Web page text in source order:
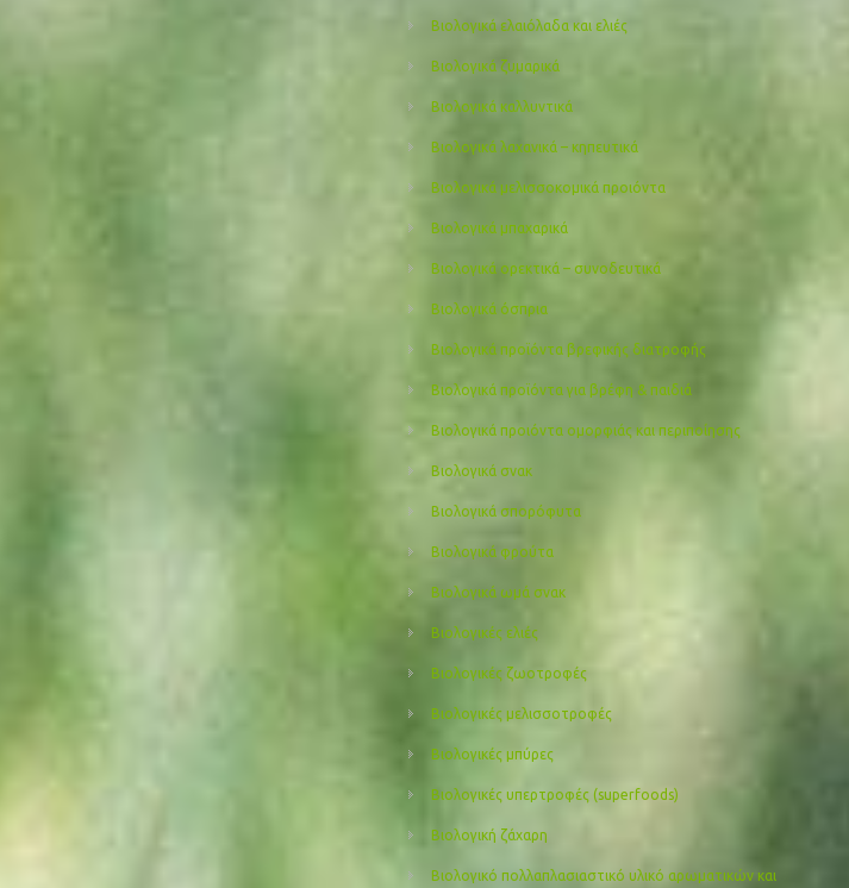
Βιολογικά ελαιόλαδα και ελιές
Βιολογικά ζυμαρικά
Βιολογικά καλλυντικά
Βιολογικά λαχανικά – κηπευτικά
Βιολογικά μελισσοκομικά προιόντα
Βιολογικά μπαχαρικά
Βιολογικά ορεκτικά – συνοδευτικά
Βιολογικά όσπρια
Βιολογικά προϊόντα βρεφικής διατροφής
Βιολογικά προϊόντα για βρέφη & παιδιά
Βιολογικά προιόντα ομορφιάς και περιποίησης
Βιολογικά σνακ
Βιολογικά σπορόφυτα
Βιολογικά φρούτα
Βιολογικά ωμά σνακ
Βιολογικές ελιές
Βιολογικές ζωοτροφές
Βιολογικές μελισσοτροφές
Βιολογικές μπύρες
Βιολογικές υπερτροφές (superfoods)
Βιολογική ζάχαρη
Βιολογικό πολλαπλασιαστικό υλικό αρωματικών και